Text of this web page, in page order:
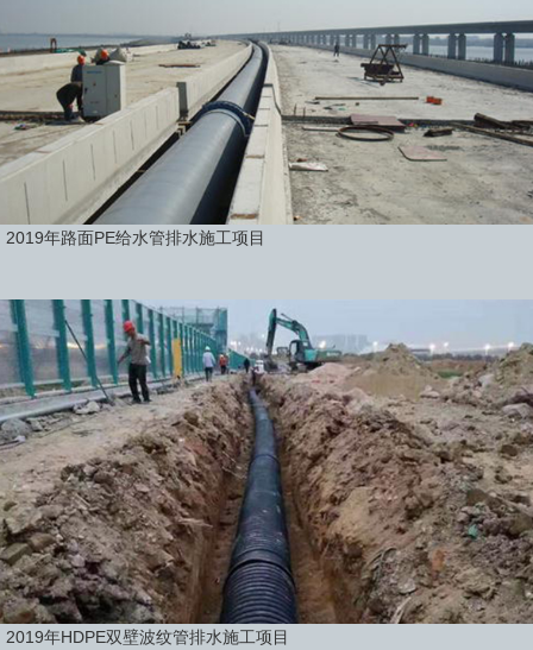
2019年路面PE给水管排水施工项目
2019年HDPE双壁波纹管排水施工项目